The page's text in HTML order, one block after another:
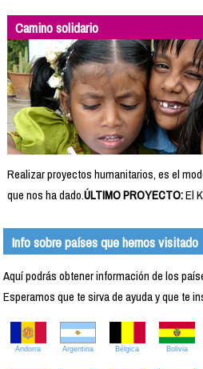
Camino solidario
Realizar proyectos humanitarios, es el
que nos ha dado.ÚLTIMO PROYECTO:El
Info sobre países que hemos visitado
Aquí podrás obtener información de los
Esperamos que te sirva de ayuda y que te
Andorra Argentina Bélgica Bolivia